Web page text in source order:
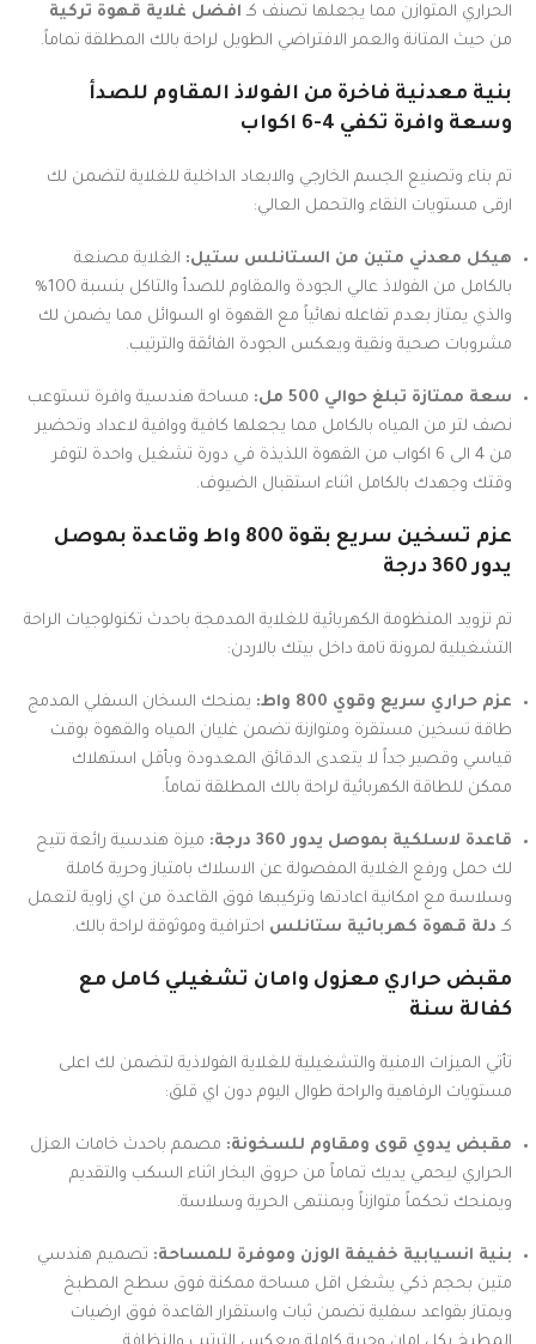
الحراري المتوازن مما يجعلها تصنف كـ افضل غلاية قهوة تركية
من حيث المتانة والعمر الافتراضي الطويل لراحة بالك المطلقة تماماً.
بنية معدنية فاخرة من الفولاذ المقاوم للصدأ
وسعة وافرة تكفي 4-6 اكواب
تم بناء وتصنيع الجسم الخارجي والابعاد الداخلية للغلاية لتضمن لك
ارقى مستويات النقاء والتحمل العالي:
هيكل معدني متين من الستانلس ستيل: الغلاية مصنعة
بالكامل من الفولاذ عالي الجودة والمقاوم للصدأ والتاكل بنسبة 100%
والذي يمتاز بعدم تفاعله نهائياً مع القهوة او السوائل مما يضمن لك
مشروبات صحية ونقية ويعكس الجودة الفائقة والترتيب.
سعة ممتازة تبلغ حوالي 500 مل:
مساحة هندسية وافرة تستوعب
نصف لتر من المياه بالكامل مما يجعلها كافية ووافية لاعداد وتحضير
من 4 الى 6 اكواب من القهوة اللذيذة في دورة تشغيل واحدة لتوفر
وقتك وجهدك بالكامل اثناء استقبال الضيوف.
عزم تسخين سريع بقوة 800 واط وقاعدة بموصل
يدور 360 درجة
تم تزويد المنظومة الكهربائية للغلاية المدمجة باحدث تكنولوجيات الراحة
التشغيلية لمرونة تامة داخل بيتك بالاردن:
عزم حراري سريع وقوي 800 واط:
يمنحك السخان السفلي المدمج
طاقة تسخين مستقرة ومتوازنة تضمن غليان المياه والقهوة بوقت
قياسي وقصير جداً لا يتعدى الدقائق المعدودة وبأقل استهلاك
ممكن للطاقة الكهربائية لراحة بالك المطلقة تماماً.
قاعدة لاسلكية بموصل يدور 360 درجة:
ميزة هندسية رائعة تتيح
لك حمل ورفع الغلاية المفصولة عن الاسلاك بامتياز وحرية كاملة
وسلاسة مع امكانية اعادتها وتركيبها فوق القاعدة من اي زاوية لتعمل
كـ دلة قهوة كهربائية ستانلس احترافية وموثوقة لراحة بالك.
مقبض حراري معزول وامان تشغيلي كامل مع
كفالة سنة
تأتي الميزات الامنية والتشغيلية للغلاية الفولاذية لتضمن لك اعلى
مستويات الرفاهية والراحة طوال اليوم دون اي قلق:
مقبض يدوي قوى ومقاوم للسخونة: مصمم باحدث خامات العزل
الحراري ليحمي يديك تماماً من حروق البخار اثناء السكب والتقديم
ويمنحك تحكماً متوازناً وبمنتهى الحرية وسلاسة.
بنية انسيابية خفيفة الوزن وموفرة للمساحة: تصميم هندسي
متين بحجم ذكي يشغل اقل مساحة ممكنة فوق سطح المطبخ
ويمتاز بقواعد سفلية تضمن ثبات واستقرار القاعدة فوق ارضيات